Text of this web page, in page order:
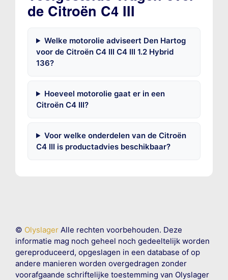
de Citroën C4 III
Welke motorolie adviseert Den Hartog
voor de Citroën C4 III C4 III 1.2 Hybrid
136?
Hoeveel motorolie gaat er in een
Citroën C4 III?
Voor welke onderdelen van de Citroën
C4 III is productadvies beschikbaar?
© OlyslagerAlle rechten voorbehouden. Deze
informatie mag noch geheel noch gedeeltelijk worden
gereproduceerd, opgeslagen in een database of op
andere manieren worden overgedragen zonder
voorafgaande schriftelijke toestemming van Olyslager